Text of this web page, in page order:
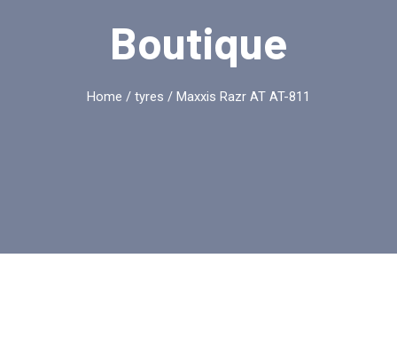
Boutique
Home / tyres / Maxxis Razr AT AT-811